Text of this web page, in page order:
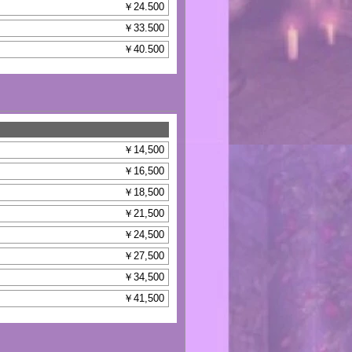
￥24.500
￥33.500
￥40.500
￥14,500
￥16,500
￥18,500
￥21,500
￥24,500
￥27,500
￥34,500
￥41,500